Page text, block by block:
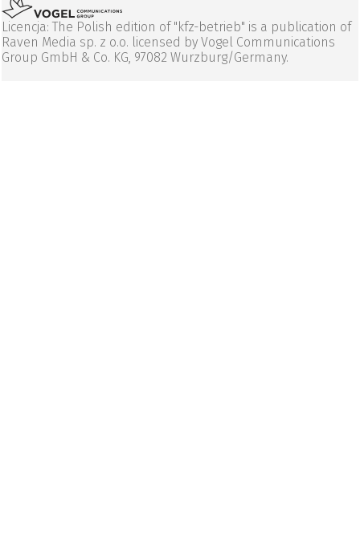
Licencja: The Polish edition of "kfz-betrieb" is a publication of
Raven Media sp. z o.o. licensed by Vogel Communications
Group GmbH & Co. KG, 97082 Wurzburg/Germany.